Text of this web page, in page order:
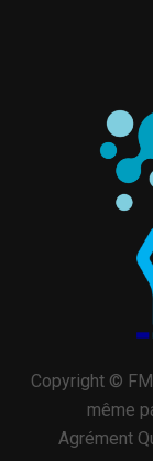
Copyright ©
même
Agrément